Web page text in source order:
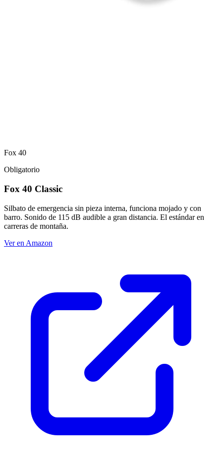
Fox 40
Obligatorio
Fox 40 Classic
Silbato de emergencia sin pieza interna, funciona mojado y con
barro. Sonido de 115 dB audible a gran distancia. El estándar en
carreras de montaña.
Ver en Amazon